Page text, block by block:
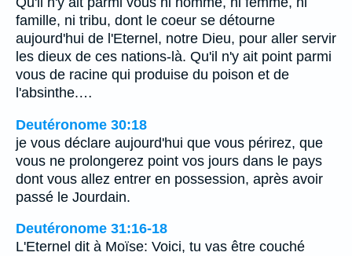
famille, ni tribu, dont le coeur se détourne
aujourd'hui de l'Eternel, notre Dieu, pour aller servir
les dieux de ces nations-là. Qu'il n'y ait point parmi
vous de racine qui produise du poison et de
l'absinthe.…
Deutéronome 30:18
je vous déclare aujourd'hui que vous périrez, que
vous ne prolongerez point vos jours dans le pays
dont vous allez entrer en possession, après avoir
passé le Jourdain.
Deutéronome 31:16-18
L'Eternel dit à Moïse: Voici, tu vas être couché